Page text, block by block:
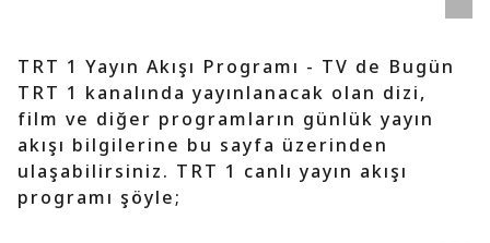
TRT 1 Yayın Akışı Programı - TV de Bugün
TRT 1 kanalında yayınlanacak olan dizi,
film ve diğer programların günlük yayın
akışı bilgilerine bu sayfa üzerinden
ulaşabilirsiniz. TRT 1 canlı yayın akışı
programı şöyle;